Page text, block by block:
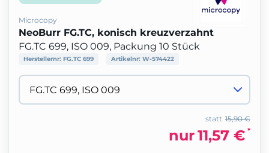
Microcopy
NeoBurr FG.TC, konisch kreuzverzahnt
FG.TC 699, ISO 009, Packung 10 Stück
Herstellernr: FG.TC 699 Artikelnr: W-574422
15,90 €
statt
nur11,57 € *